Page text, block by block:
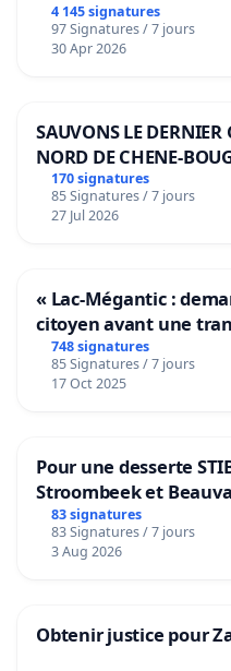
4 145 signatures
97 Signatures / 7 jours
30 Apr 2026
SAUVONS LE DERNIER
NORD DE CHENE-
170 signatures
85 Signatures / 7 jours
27 Jul 2026
« Lac-Mégantic :
citoyen avant une
de notre territoire »
748 signatures
85 Signatures / 7 jours
17 Oct 2025
Pour une desserte
Stroombeek et
bediening van de
Voor
83 signatures
83 Signatures / 7 jours
3 Aug 2026
Obtenir justice pour